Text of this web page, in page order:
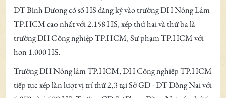
ĐT Bình Dương có số HS đăng ký vào trường ĐH Nông Lâm
TP.HCM cao nhất với 2.158 HS, xếp thứ hai và thứ ba là
trường ĐH Công nghiệp TP.HCM, Sư phạm TP.HCM với
hơn 1.000 HS.
Trường ĐH Nông lâm TP.HCM, ĐH Công nghiệp TP.HCM
tiếp tục xếp lần lượt vị trí thứ 2,3 tại Sở GD - ĐT Đồng Nai với